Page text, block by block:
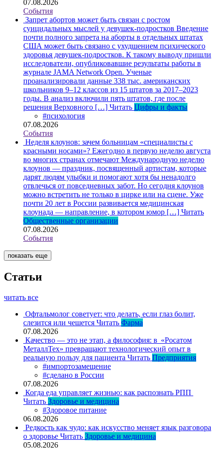
07.08.2026
События
Запрет абортов может быть связан с ростом
суицидальных мыслей у девушек-подростков Введение
почти полного запрета на аборты в отдельных штатах
США может быть связано с ухудшением психического
здоровья девушек-подростков. К такому выводу пришли
исследователи, опубликовавшие результаты работы в
журнале JAMA Network Open. Ученые
проанализировали данные 338 тыс. американских
школьников 9–12 классов из 15 штатов за 2017–2023
годы. В анализ включили пять штатов, где после
решения Верховного […] Читать Цифры и факты
#психология
07.08.2026
События
Неделя клоунов: зачем больницам «специалисты с
красными носами»? Ежегодно в первую неделю августа
во многих странах отмечают Международную неделю
клоунов — праздник, посвященный артистам, которые
дарят людям улыбки и помогают хотя бы ненадолго
отвлечься от повседневных забот. Но сегодня клоунов
можно встретить не только в цирке или на сцене. Уже
почти 20 лет в России развивается медицинская
клоунада — направление, в котором юмор […] Читать
Общественные организации
07.08.2026
События
показать еще
Статьи
читать все
Офтальмолог советует: что делать, если глаз болит,
слезится или чешется Читать Фарма
07.08.2026
Качество — это не этап, а философия: в «Росатом
МеталлТех» превращают технологический опыт в
реальную пользу для пациента Читать Предприятия
#импортозамещение
#сделано в России
07.08.2026
Когда еда управляет жизнью: как распознать РПП
Читать Здоровье и медицина
#Здоровое питание
06.08.2026
Редкость как чудо: как искусство меняет язык разговора
о здоровье Читать Здоровье и медицина
05.08.2026